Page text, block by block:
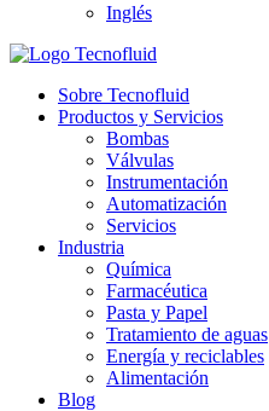
Inglés
Sobre Tecnofluid
Productos y Servicios
Bombas
Válvulas
Instrumentación
Automatización
Servicios
Industria
Química
Farmacéutica
Pasta y Papel
Tratamiento de aguas
Energía y reciclables
Alimentación
Blog